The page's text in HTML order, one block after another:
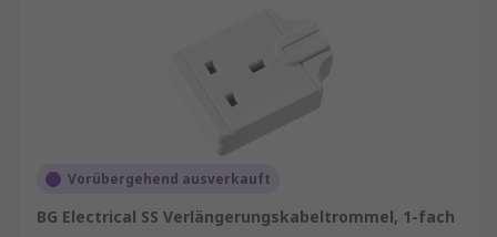
Vorübergehend ausverkauft
BG Electrical SS Verlängerungskabeltrommel, 1-fach